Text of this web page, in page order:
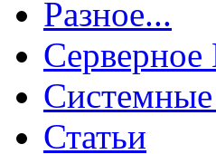
Разное...
Статьи